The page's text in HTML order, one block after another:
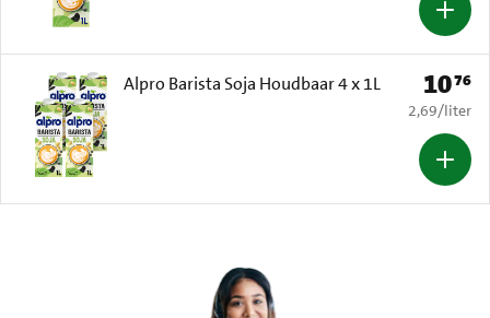
Alpro Barista Soja Houdbaar 4 x 1L Prijs: €
1076
€ 2,69 per
2,69/liter